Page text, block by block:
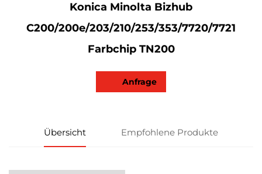
Konica Minolta Bizhub
C200/200e/203/210/253/353/7720/7721
Farbchip TN200
Anfrage
Übersicht Empfohlene Produkte